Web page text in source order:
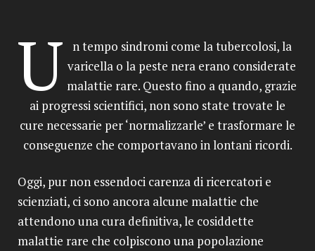
U
n tempo sindromi come la tubercolosi, la
varicella o la peste nera erano considerate
malattie rare. Questo fino a quando, grazie
ai progressi scientifici, non sono state trovate le
cure necessarie per ‘normalizzarle’ e trasformare le
conseguenze che comportavano in lontani ricordi.
Oggi, pur non essendoci carenza di ricercatori e
scienziati, ci sono ancora alcune malattie che
attendono una cura definitiva, le cosiddette
malattie rare che colpiscono una popolazione